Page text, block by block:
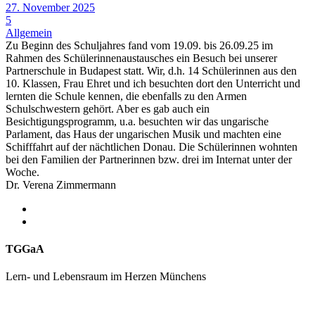
27. November 2025
5
Allgemein
Zu Beginn des Schuljahres fand vom 19.09. bis 26.09.25 im
Rahmen des Schülerinnenaustausches ein Besuch bei unserer
Partnerschule in Budapest statt. Wir, d.h. 14 Schülerinnen aus den
10. Klassen, Frau Ehret und ich besuchten dort den Unterricht und
lernten die Schule kennen, die ebenfalls zu den Armen
Schulschwestern gehört. Aber es gab auch ein
Besichtigungsprogramm, u.a. besuchten wir das ungarische
Parlament, das Haus der ungarischen Musik und machten eine
Schifffahrt auf der nächtlichen Donau. Die Schülerinnen wohnten
bei den Familien der Partnerinnen bzw. drei im Internat unter der
Woche.
Dr. Verena Zimmermann
TGGaA
Lern- und Lebensraum im Herzen Münchens